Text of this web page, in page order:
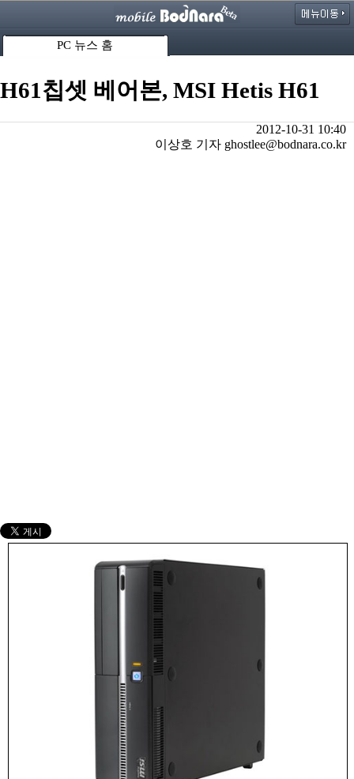
PC 뉴스 홈
H61칩셋 베어본, MSI Hetis H61
2012-10-31 10:40
이상호 기자 ghostlee@bodnara.co.kr